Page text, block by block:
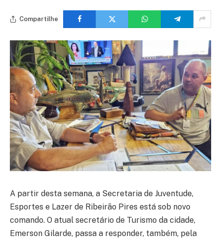
Compartilhe
A partir desta semana, a Secretaria de Juventude,
Esportes e Lazer de Ribeirão Pires está sob novo
comando. O atual secretário de Turismo da cidade,
Emerson Gilarde, passa a responder, também, pela